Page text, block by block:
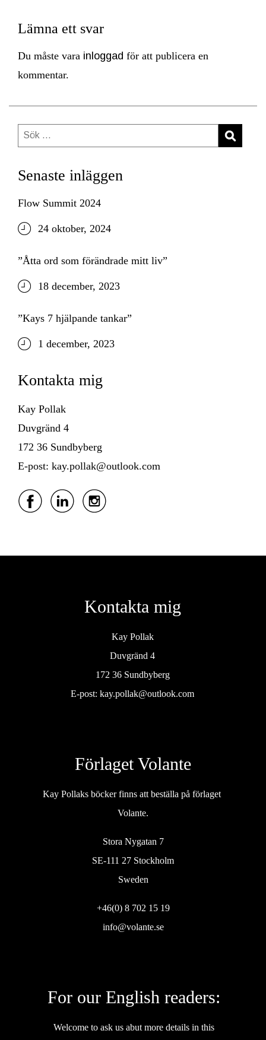
Lämna ett svar
Du måste vara inloggad för att publicera en
kommentar.
Sök
Senaste inläggen
Flow Summit 2024
24 oktober, 2024
”Åtta ord som förändrade mitt liv”
18 december, 2023
”Kays 7 hjälpande tankar”
1 december, 2023
Kontakta mig
Kay Pollak
Duvgränd 4
172 36 Sundbyberg
E-post: kay.pollak@outlook.com
Kontakta mig
Kay Pollak
Duvgränd 4
172 36 Sundbyberg
E-post: kay.pollak@outlook.com
Förlaget Volante
Kay Pollaks böcker finns att beställa på förlaget
Volante.
Stora Nygatan 7
SE-111 27 Stockholm
Sweden
+46(0) 8 702 15 19
info@volante.se
For our English readers:
Welcome to ask us abut more details in this